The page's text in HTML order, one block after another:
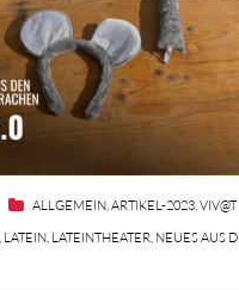
ALLGEMEIN ARTIKEL-2023 VIV@T
LATEIN LATEINTHEATER NEUES AUS